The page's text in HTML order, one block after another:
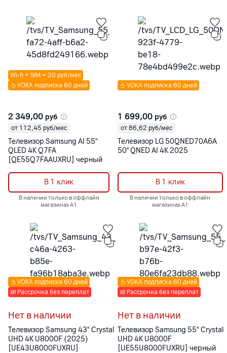
VOKA подписка 60 дней
Wi-fi + SIM = 20 руб/мес
2 349,00 руб
от 112,45 руб/мес
Телевизор Samsung AI 55"
QLED 4K Q7FA
[QE55Q7FAAUXRU] черный
В 1 клик
В наличии только в оффлайн
магазинах А1
VOKA подписка 60 дней
1 699,00 руб
от 86,62 руб/мес
Телевизор LG 50QNED70A6A
50'' QNED AI 4K 2025
В 1 клик
В наличии только в оффлайн
магазинах А1
Рассрочка без переплат
VOKA подписка 60 дней
Нет в наличии
Телевизор Samsung 43" Crystal
UHD 4K U8000F (2025)
[UE43U8000FUXRU]
Рассрочка без переплат
VOKA подписка 60 дней
Нет в наличии
Телевизор Samsung 55" Crystal
UHD 4K U8000F
[UE55U8000FUXRU] черный